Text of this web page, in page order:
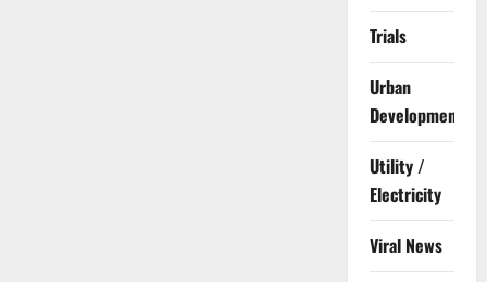
Trials
Urban
Development
Utility /
Electricity
Viral News